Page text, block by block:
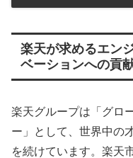
楽天が求めるエン
ベーションへの貢
楽天グループは「グロ
ー」として、世界中の
を続けています。楽天